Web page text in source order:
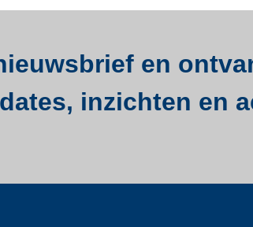
en
inzichten en